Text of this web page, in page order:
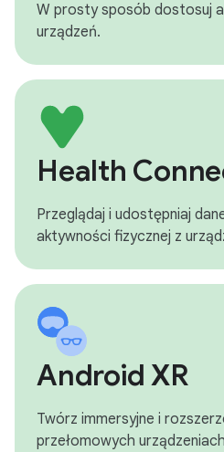
W prosty sposób dostosuj
urządzeń.
Health
Przeglądaj i udostępniaj
aktywności fizycznej z
Android XR
Twórz immersyjne i
przełomowych